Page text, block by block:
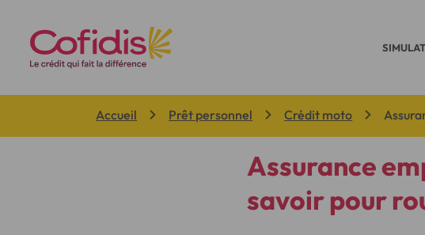
Vous êtes ici:
Accueil Prêt personnel Crédit moto
Assurance
savoir pour